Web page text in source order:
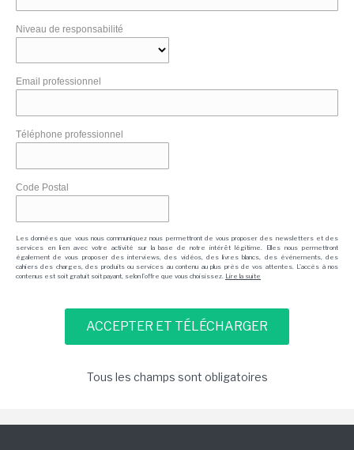
Niveau de responsabilité
Email professionnel
Téléphone professionnel
Code Postal
Les données que vous nous communiquez nous permettront de vous proposer des newsletters et des
services en lien avec votre activité sur la base de notre intérêt légitime. Elles nous permettront
également de vous proposer des interviews, des vidéos, des livres blancs, des événements, des
cahiers des charges, des produits ou services au contenu au plus près de vos attentes. L'accès à nos
contenus est soit gratuit soit payant, selon l'offre que vous choisissez. Lire la suite
Tous les champs sont obligatoires